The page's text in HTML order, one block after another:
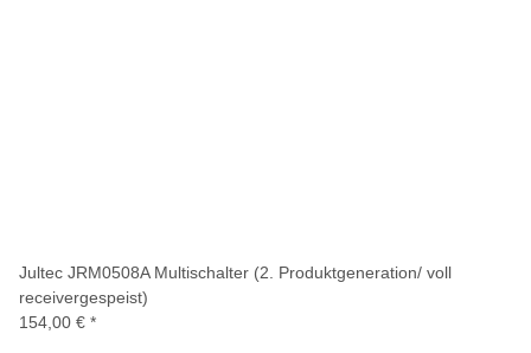
Jultec JRM0508A Multischalter (2. Produktgeneration/ voll
receivergespeist)
154,00 € *